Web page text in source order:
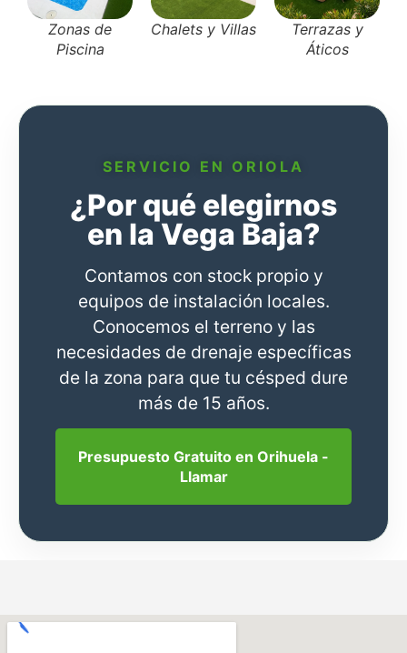
Zonas de
Piscina
Chalets y Villas
Terrazas y
Áticos
SERVICIO EN ORIOLA
¿Por qué elegirnos
en la Vega Baja?
Contamos con stock propio y
equipos de instalación locales.
Conocemos el terreno y las
necesidades de drenaje específicas
de la zona para que tu césped dure
más de 15 años.
Presupuesto Gratuito en Orihuela -
Llamar